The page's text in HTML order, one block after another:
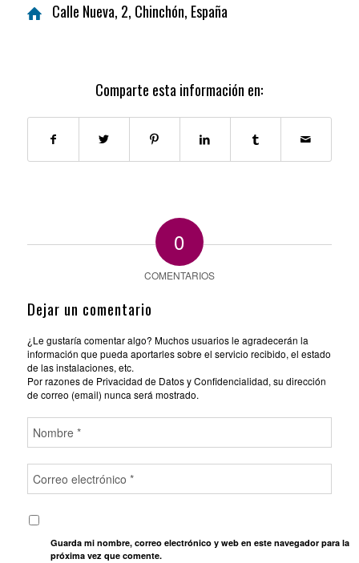
Calle Nueva, 2, Chinchón, España
Comparte esta información en:
0
COMENTARIOS
Dejar un comentario
¿Le gustaría comentar algo? Muchos usuarios le agradecerán la
información que pueda aportarles sobre el servicio recibido, el estado
de las instalaciones, etc.
Por razones de Privacidad de Datos y Confidencialidad, su dirección
de correo (email) nunca será mostrado.
Guarda mi nombre, correo electrónico y web en este navegador para la
próxima vez que comente.